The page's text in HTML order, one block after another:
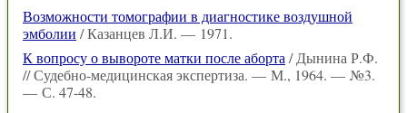
Возможности томографии в диагностике воздушной
эмболии / Казанцев Л.И. — 1971.
К вопросу о вывороте матки после аборта/ Дынина Р.Ф.
// Судебно-медицинская экспертиза. — М., 1964. — №3.
— С. 47-48.